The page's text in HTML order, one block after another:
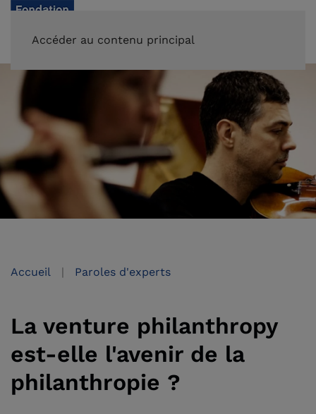
Accéder au contenu principal
Accueil Paroles d'experts
La venture philanthropy
est-elle l'avenir de la
philanthropie ?